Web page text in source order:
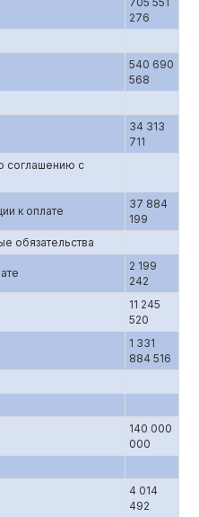
276
540 690
568
34 313
711
соглашению с
к оплате
37 884
199
обязательства
2 199
242
11 245
520
1 331
884 516
140 000
000
4 014
492